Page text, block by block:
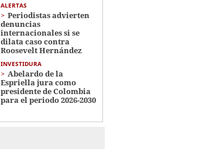
ALERTAS
Periodistas advierten
denuncias
internacionales si se
dilata caso contra
Roosevelt Hernández
INVESTIDURA
Abelardo de la
Espriella jura como
presidente de Colombia
para el periodo 2026-2030